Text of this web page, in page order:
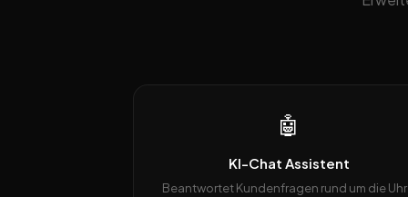
🤖
KI-Chat Assistent
Beantwortet Kundenfragen rund um die Uhr